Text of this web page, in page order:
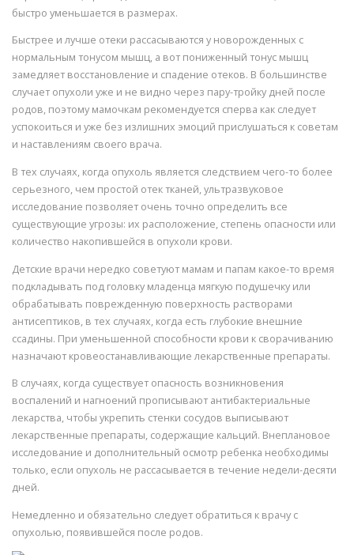
быстро уменьшается в размерах.
Быстрее и лучше отеки рассасываются у новорожденных с
нормальным тонусом мышц, а вот пониженный тонус мышц
замедляет восстановление и спадение отеков. В большинстве
случает опухоли уже и не видно через пару-тройку дней после
родов, поэтому мамочкам рекомендуется сперва как следует
успокоиться и уже без излишних эмоций прислушаться к советам
и наставлениям своего врача.
В тех случаях, когда опухоль является следствием чего-то более
серьезного, чем простой отек тканей, ультразвуковое
исследование позволяет очень точно определить все
существующие угрозы: их расположение, степень опасности или
количество накопившейся в опухоли крови.
Детские врачи нередко советуют мамам и папам какое-то время
подкладывать под головку младенца мягкую подушечку или
обрабатывать поврежденную поверхность растворами
антисептиков, в тех случаях, когда есть глубокие внешние
ссадины. При уменьшенной способности крови к сворачиванию
назначают кровеостанавливающие лекарственные препараты.
В случаях, когда существует опасность возникновения
воспалений и нагноений прописывают антибактериальные
лекарства, чтобы укрепить стенки сосудов выписывают
лекарственные препараты, содержащие кальций. Внеплановое
исследование и дополнительный осмотр ребенка необходимы
только, если опухоль не рассасывается в течение недели-десяти
дней.
Немедленно и обязательно следует обратиться к врачу с
опухолью, появившейся после родов.